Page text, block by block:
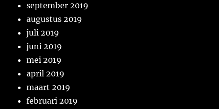
september 2019
augustus 2019
juli 2019
juni 2019
mei 2019
april 2019
maart 2019
februari 2019